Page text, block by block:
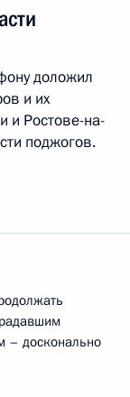
доложил
и их
и Ростове-на-
поджогов.
– досконально